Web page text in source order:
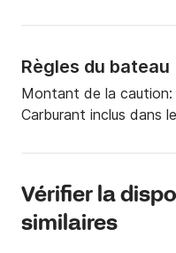
Règles du bateau
Montant de la caution:
Carburant inclus dans
Vérifier la
similaires